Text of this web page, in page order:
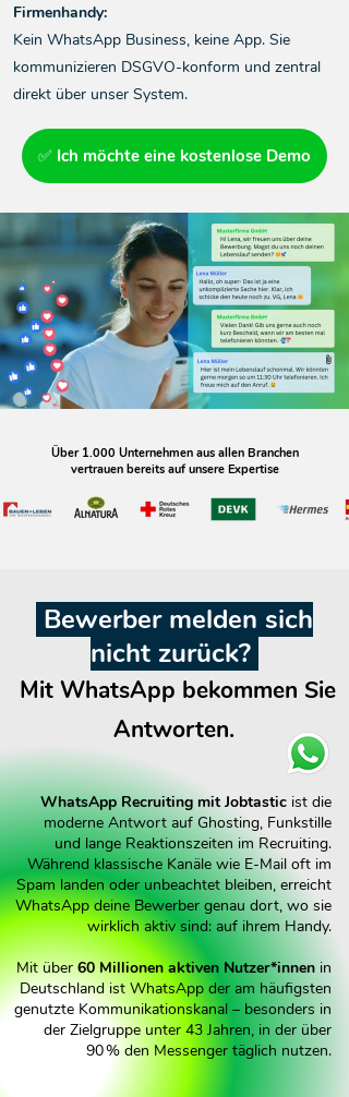
Firmenhandy:
Kein WhatsApp Business, keine App. Sie
kommunizieren DSGVO-konform und zentral
direkt über unser System.
✅ Ich möchte eine kostenlose Demo
Über 1.000 Unternehmen aus allen Branchen
vertrauen bereits auf unsere Expertise
Bewerber melden sich
nicht zurück?
Mit WhatsApp bekommen Sie
Antworten.
WhatsApp Recruiting mit Jobtastic ist die
moderne Antwort auf Ghosting, Funkstille
und lange Reaktionszeiten im Recruiting.
Während klassische Kanäle wie E-Mail oft im
Spam landen oder unbeachtet bleiben, erreicht
WhatsApp deine Bewerber genau dort, wo sie
wirklich aktiv sind: auf ihrem Handy.
Mit über60 Millionen aktiven Nutzer*innen in
Deutschland ist WhatsApp der am häufigsten
genutzte Kommunikationskanal – besonders in
der Zielgruppe unter 43 Jahren, in der über
90 % den Messenger täglich nutzen.